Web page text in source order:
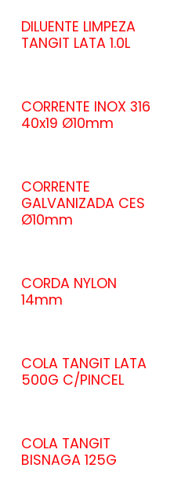
DILUENTE LIMPEZA
TANGIT LATA 1.0L
CORRENTE INOX 316
40x19 Ø10mm
CORRENTE
GALVANIZADA CES
Ø10mm
CORDA NYLON
14mm
COLA TANGIT LATA
500G C/PINCEL
COLA TANGIT
BISNAGA 125G